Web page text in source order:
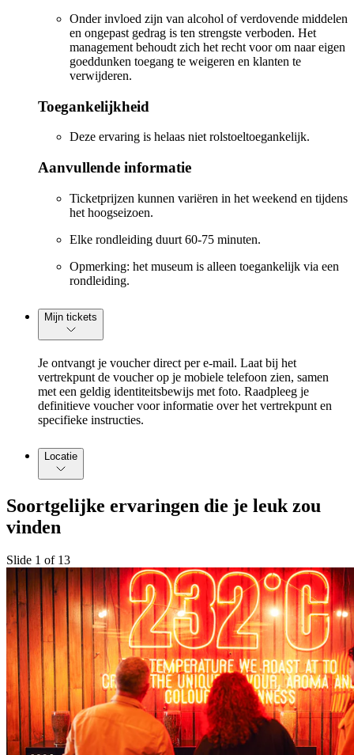
Onder invloed zijn van alcohol of verdovende middelen
en ongepast gedrag is ten strengste verboden. Het
management behoudt zich het recht voor om naar eigen
goeddunken toegang te weigeren en klanten te
verwijderen.
Toegankelijkheid
Deze ervaring is helaas niet rolstoeltoegankelijk.
Aanvullende informatie
Ticketprijzen kunnen variëren in het weekend en tijdens
het hoogseizoen.
Elke rondleiding duurt 60-75 minuten.
Opmerking: het museum is alleen toegankelijk via een
rondleiding.
Mijn tickets
Je ontvangt je voucher direct per e-mail. Laat bij het
vertrekpunt de voucher op je mobiele telefoon zien, samen
met een geldig identiteitsbewijs met foto. Raadpleeg je
definitieve voucher voor informatie over het vertrekpunt en
specifieke instructies.
Locatie
Soortgelijke ervaringen die je leuk zou
vinden
Slide 1 of 13